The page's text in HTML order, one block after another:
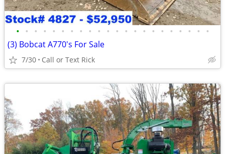
• • • • • • • • • • • • • • • • • • • • • •
(3) Bobcat A770's For Sale
7/30 Call or Text Rick